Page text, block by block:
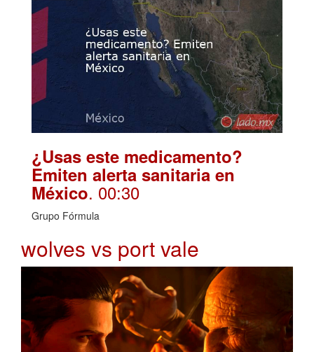
¿Usas este medicamento?
Emiten alerta sanitaria en
México. 00:30
Grupo Fórmula
wolves vs port vale